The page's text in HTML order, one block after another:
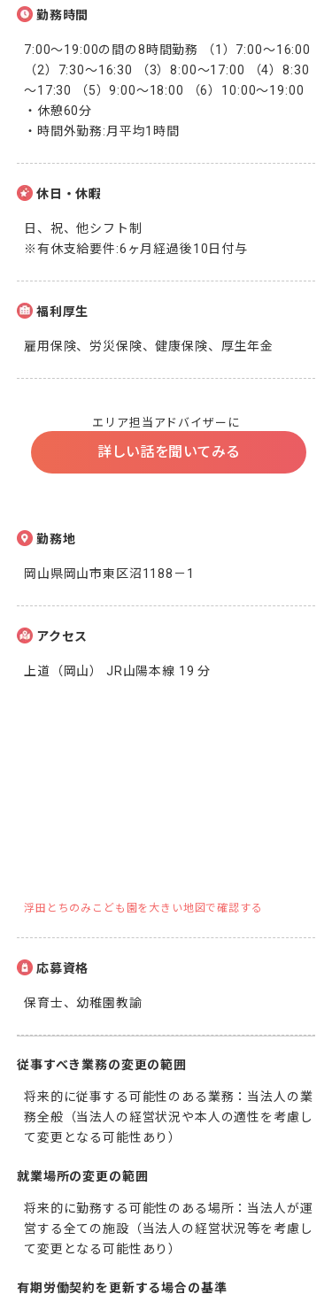
勤務時間
7:00～19:00の間の8時間勤務 （1）7:00～16:00
（2）7:30～16:30 （3）8:00～17:00 （4）8:30
～17:30 （5）9:00～18:00 （6）10:00～19:00
・休憩60分
・時間外勤務:月平均1時間
休日・休暇
日、祝、他シフト制
※有休支給要件:6ヶ月経過後10日付与
福利厚生
雇用保険、労災保険、健康保険、厚生年金
エリア担当アドバイザーに
詳しい話を聞いてみる
勤務地
岡山県岡山市東区沼1188－1
アクセス
上道（岡山） JR山陽本線 19 分
浮田とちのみこども園を大きい地図で確認する
応募資格
保育士、幼稚園教諭
従事すべき業務の変更の範囲
将来的に従事する可能性のある業務：当法人の業
務全般（当法人の経営状況や本人の適性を考慮し
て変更となる可能性あり）
就業場所の変更の範囲
将来的に勤務する可能性のある場所：当法人が運
営する全ての施設（当法人の経営状況等を考慮し
て変更となる可能性あり）
有期労働契約を更新する場合の基準